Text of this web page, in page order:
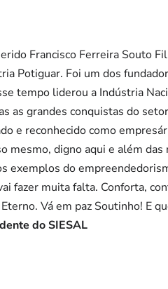
Francisco Ferreira Souto
Potiguar. Foi um dos
tempo liderou a Indústria
as grandes conquistas do
e reconhecido como
mesmo, digno aqui e além
exemplos do
fazer muita falta. Conforta,
Vá em paz Soutinho! E
do SIESAL